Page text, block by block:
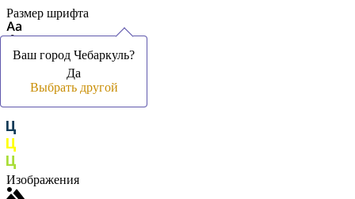
Размер шрифта
Цвет фона и шрифта
Изображения
Ваш город Чебаркуль?
Да
Выбрать другой
Ваш город Чебаркуль?
Да
Выбрать другой